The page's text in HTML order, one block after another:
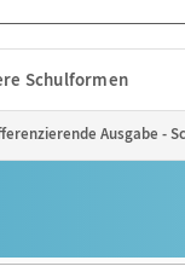
Schulformen
Ausgabe -